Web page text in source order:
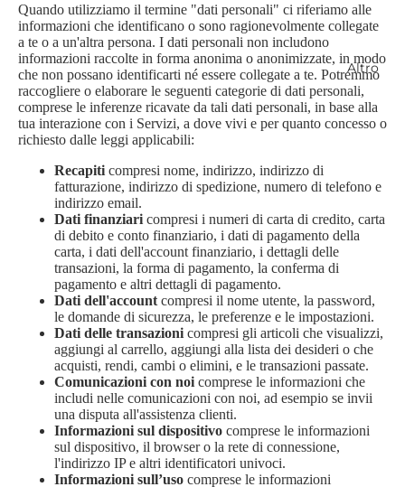
Altro
Quando utilizziamo il termine "dati personali" ci riferiamo alle
informazioni che identificano o sono ragionevolmente collegate
a te o a un'altra persona. I dati personali non includono
informazioni raccolte in forma anonima o anonimizzate, in modo
che non possano identificarti né essere collegate a te. Potremmo
raccogliere o elaborare le seguenti categorie di dati personali,
comprese le inferenze ricavate da tali dati personali, in base alla
tua interazione con i Servizi, a dove vivi e per quanto concesso o
richiesto dalle leggi applicabili:
Recapiti compresi nome, indirizzo, indirizzo di
fatturazione, indirizzo di spedizione, numero di telefono e
indirizzo email.
Dati finanziari compresi i numeri di carta di credito, carta
di debito e conto finanziario, i dati di pagamento della
carta, i dati dell'account finanziario, i dettagli delle
transazioni, la forma di pagamento, la conferma di
pagamento e altri dettagli di pagamento.
Dati dell'account compresi il nome utente, la password,
le domande di sicurezza, le preferenze e le impostazioni.
Dati delle transazioni compresi gli articoli che visualizzi,
aggiungi al carrello, aggiungi alla lista dei desideri o che
acquisti, rendi, cambi o elimini, e le transazioni passate.
Comunicazioni con noi comprese le informazioni che
includi nelle comunicazioni con noi, ad esempio se invii
una disputa all'assistenza clienti.
Informazioni sul dispositivo comprese le informazioni
sul dispositivo, il browser o la rete di connessione,
l'indirizzo IP e altri identificatori univoci.
Informazioni sull’uso comprese le informazioni